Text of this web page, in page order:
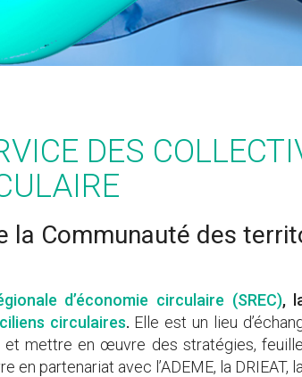
DES
la Communauté des
d’économie circulaire (SREC),
circulaires. Elle est un lieu
et mettre en œuvre des stratégies,
partenariat avec l’ADEME, la DRIEAT,